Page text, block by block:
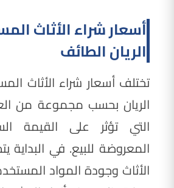
أسعار شراء الأثاث
الريان الطائف
تختلف أسعار شراء الأثاث
الريان بحسب مجموعة من
التي تؤثر على القيمة
المعروضة للبيع. في البداية
الأثاث وجودة المواد